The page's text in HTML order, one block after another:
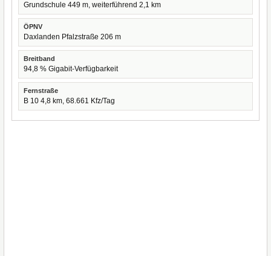
Grundschule 449 m, weiterführend 2,1 km
ÖPNV
Daxlanden Pfalzstraße 206 m
Breitband
94,8 % Gigabit-Verfügbarkeit
Fernstraße
B 10 4,8 km, 68.661 Kfz/Tag